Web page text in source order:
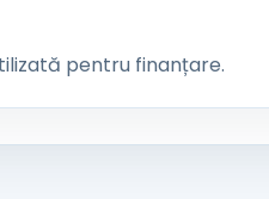
pentru finanțare.